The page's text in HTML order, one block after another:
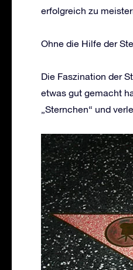
erfolgreich zu
Ohne die Hilfe der
Die Faszination der
etwas gut gemacht
„Sternchen“ und